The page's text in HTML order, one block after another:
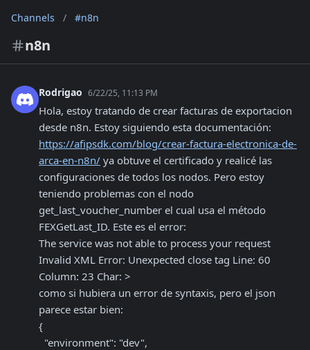
Channels / #n8n
n8n
Rodrigao 6/22/25, 11:13 PM
Hola, estoy tratando de crear facturas de exportacion
https://afipsdk.com/blog/crear-factura-electronica-de-
arca-en-n8n/ ya obtuve el certificado y realicé las
configuraciones de todos los nodos. Pero estoy
teniendo problemas con el nodo
get_last_voucher_number el cual usa el método
FEXGetLast_ID. Este es el error:
The service was not able to process your request
Invalid XML Error: Unexpected close tag Line: 60
Column: 23 Char: >
como si hubiera un error de syntaxis, pero el json
parece estar bien:
{